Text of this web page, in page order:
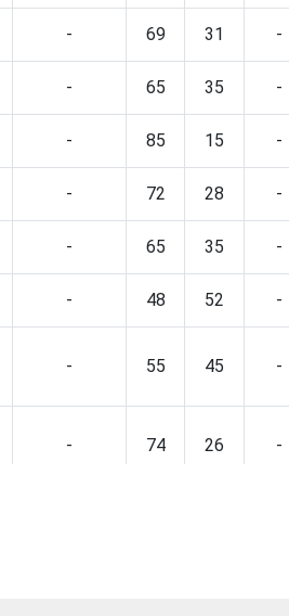
- 69 31 -
- 65 35 -
- 85 15 -
- 72 28 -
- 65 35 -
- 48 52 -
- 55 45 -
- 74 26 -